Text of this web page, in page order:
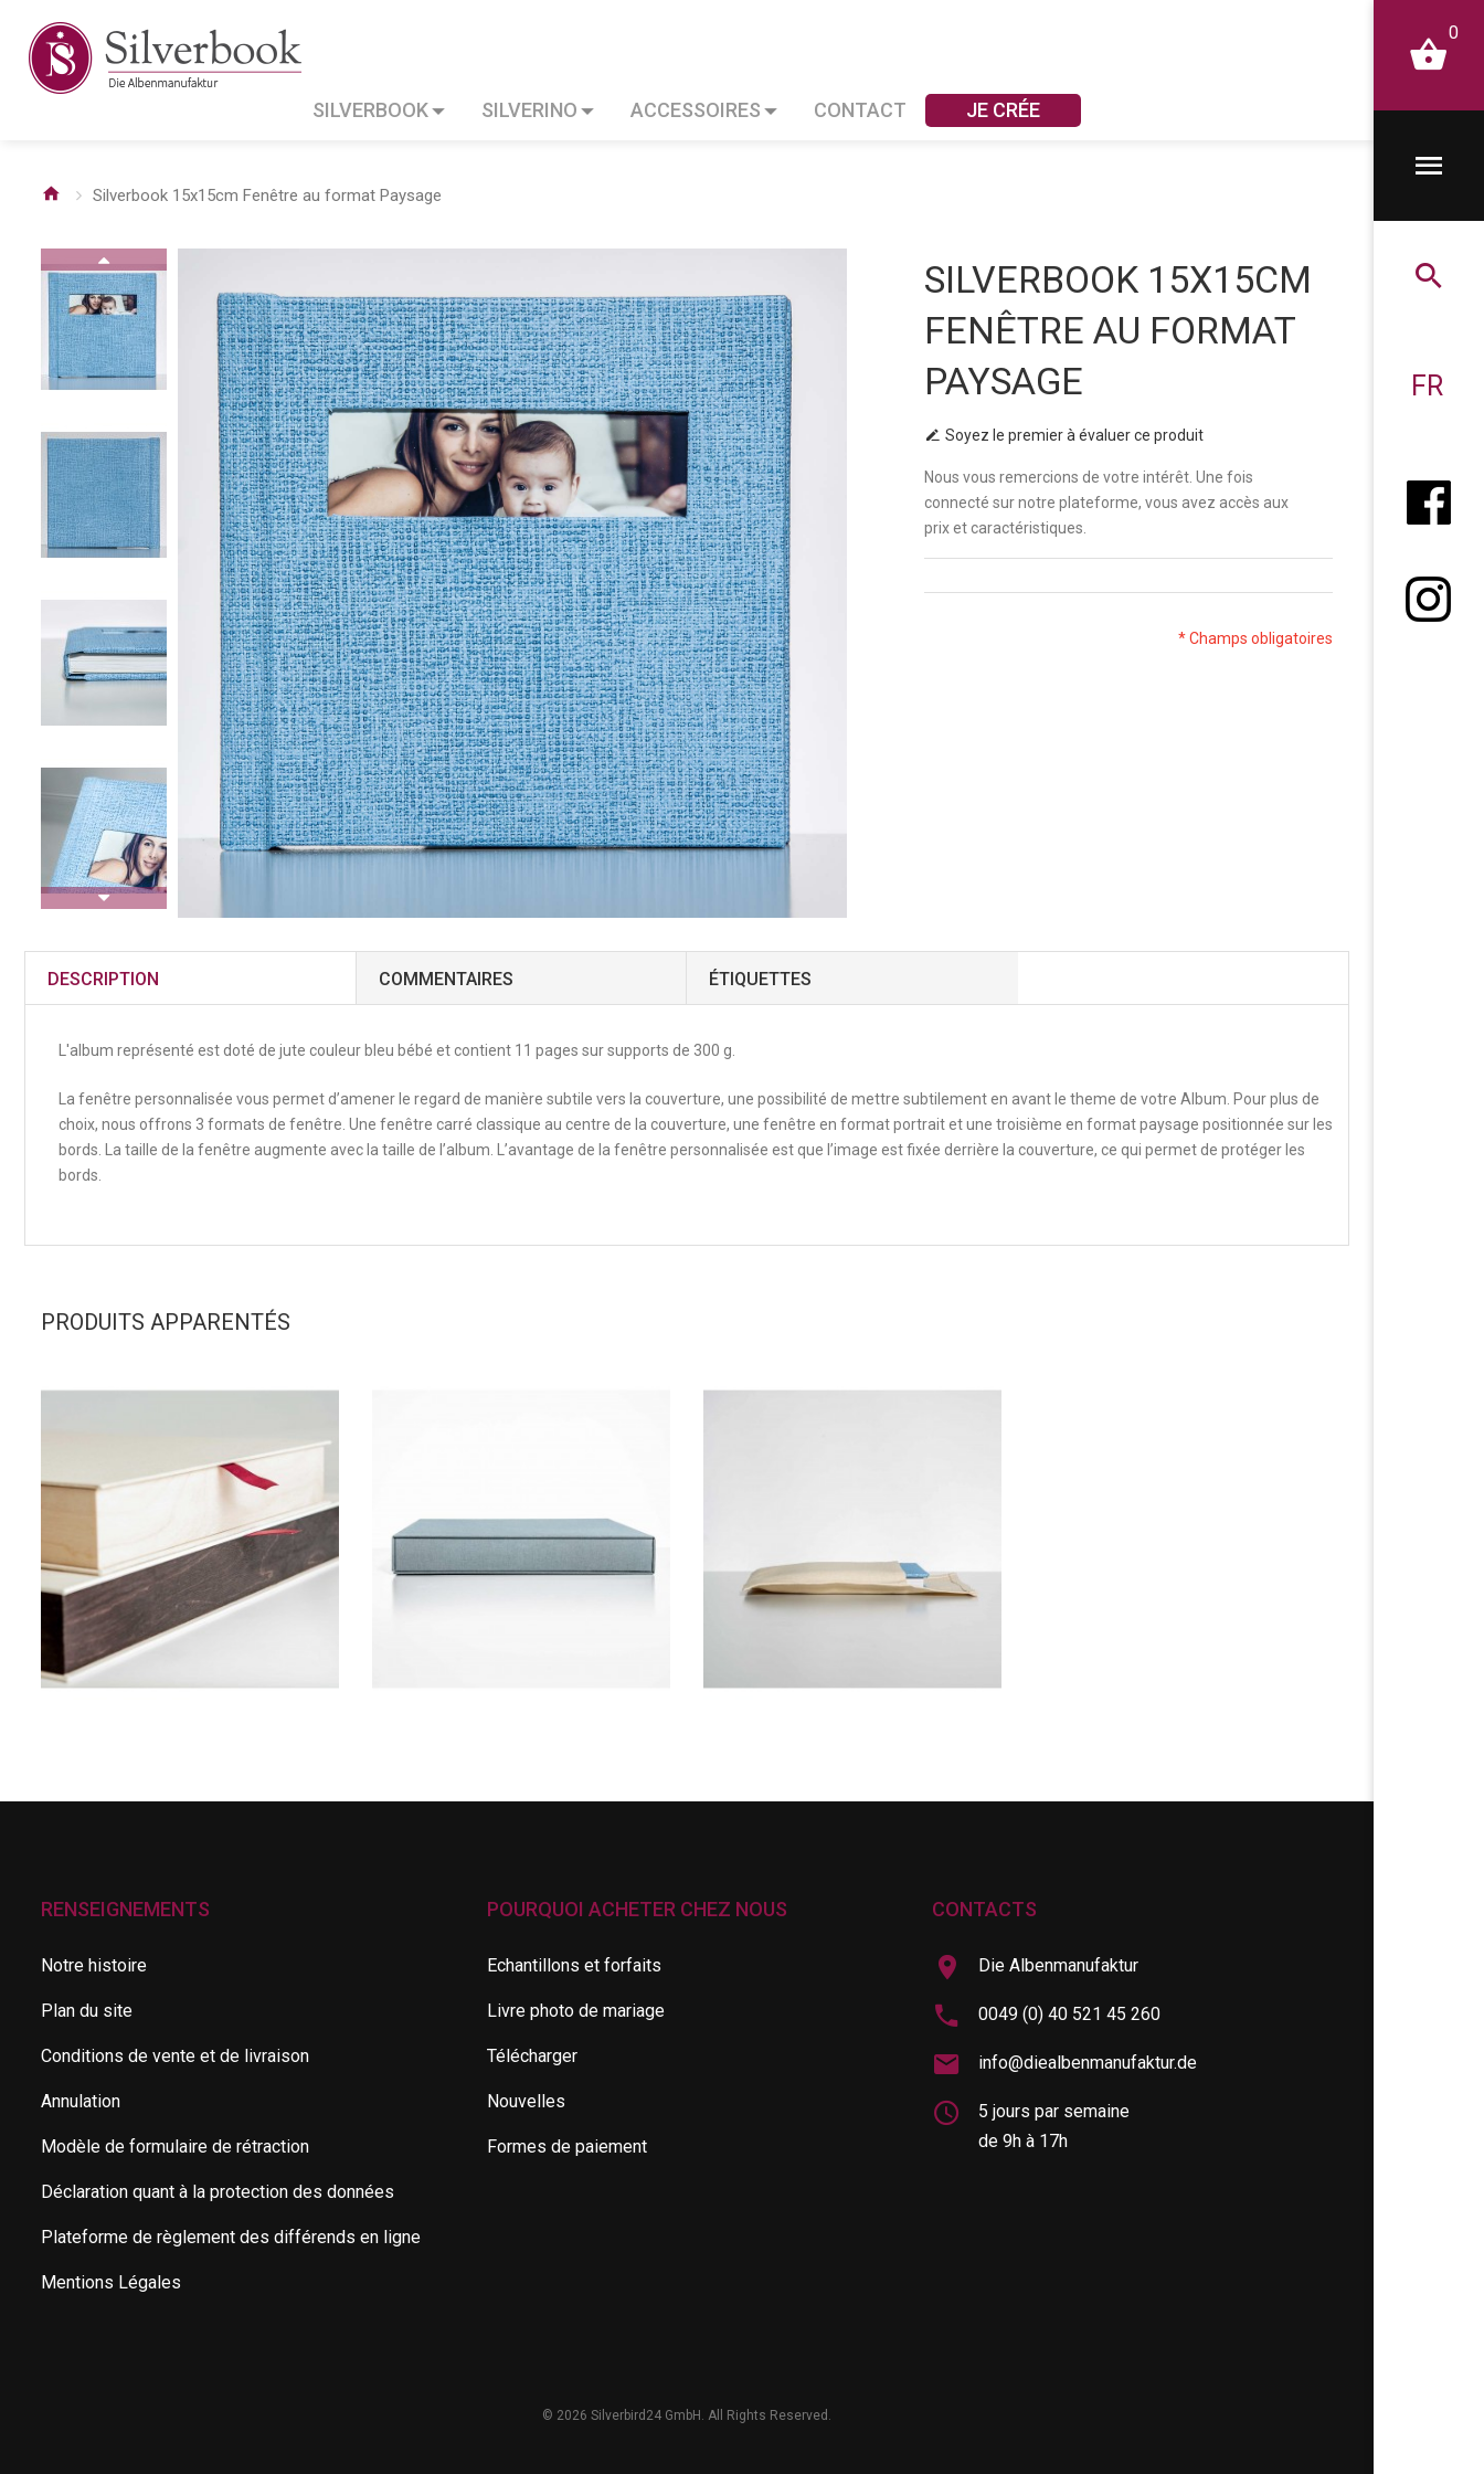
0
FR
SILVERBOOK SILVERINO ACCESSOIRES CONTACT JE CRÉE
Silverbook 15x15cm Fenêtre au format Paysage
SILVERBOOK 15X15CM
FENÊTRE AU FORMAT
PAYSAGE
Soyez le premier à évaluer ce produit
Nous vous remercions de votre intérêt. Une fois
connecté sur notre plateforme, vous avez accès aux
prix et caractéristiques.
* Champs obligatoires
DESCRIPTION COMMENTAIRES ÉTIQUETTES
L'album représenté est doté de jute couleur bleu bébé et contient 11 pages sur supports de 300 g.
La fenêtre personnalisée vous permet d’amener le regard de manière subtile vers la couverture, une possibilité de mettre subtilement en avant le theme de votre Album. Pour plus de
choix, nous offrons 3 formats de fenêtre. Une fenêtre carré classique au centre de la couverture, une fenêtre en format portrait et une troisième en format paysage positionnée sur les
bords. La taille de la fenêtre augmente avec la taille de l’album. L’avantage de la fenêtre personnalisée est que l’image est fixée derrière la couverture, ce qui permet de protéger les
bords.
PRODUITS APPARENTÉS
RENSEIGNEMENTS
Notre histoire
Plan du site
Conditions de vente et de livraison
Annulation
Modèle de formulaire de rétraction
Déclaration quant à la protection des données
Plateforme de règlement des différends en ligne
Mentions Légales
POURQUOI ACHETER CHEZ NOUS
Echantillons et forfaits
Livre photo de mariage
Télécharger
Nouvelles
Formes de paiement
CONTACTS
Die Albenmanufaktur
0049 (0) 40 521 45 260
info@diealbenmanufaktur.de
5 jours par semaine
de 9h à 17h
© 2026 Silverbird24 GmbH. All Rights Reserved.